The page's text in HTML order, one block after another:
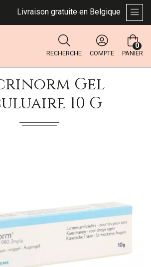
Livraison gratuite en Belgique dès 49
RECHERCHE COMPTE PANIER
0
Gel
10 G